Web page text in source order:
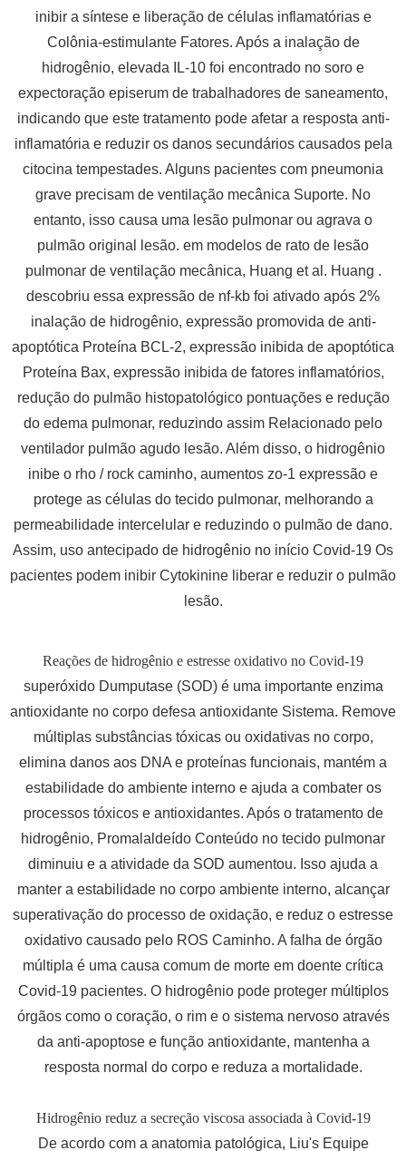
inibir a síntese e liberação de células inflamatórias e
Colônia-estimulante Fatores. Após a inalação de
hidrogênio, elevada IL-10 foi encontrado no soro e
expectoração episerum de trabalhadores de saneamento,
indicando que este tratamento pode afetar a resposta anti-
inflamatória e reduzir os danos secundários causados ​​pela
citocina tempestades. Alguns pacientes com pneumonia
grave precisam de ventilação mecânica Suporte. No
entanto, isso causa uma lesão pulmonar ou agrava o
pulmão original lesão. em modelos de rato de lesão
pulmonar de ventilação mecânica, Huang et al. Huang .
descobriu essa expressão de nf-kb foi ativado após 2%
inalação de hidrogênio, expressão promovida de anti-
apoptótica Proteína BCL-2, expressão inibida de apoptótica
Proteína Bax, expressão inibida de fatores inflamatórios,
redução do pulmão histopatológico pontuações e redução
do edema pulmonar, reduzindo assim Relacionado pelo
ventilador pulmão agudo lesão. Além disso, o hidrogênio
inibe o rho / rock caminho, aumentos zo-1 expressão e
protege as células do tecido pulmonar, melhorando a
permeabilidade intercelular e reduzindo o pulmão de dano.
Assim, uso antecipado de hidrogênio no início Covid-19 Os
pacientes podem inibir Cytokinine liberar e reduzir o pulmão
lesão.
Reações de hidrogênio e estresse oxidativo no Covid-19
superóxido Dumputase (SOD) é uma importante enzima
antioxidante no corpo defesa antioxidante Sistema. Remove
múltiplas substâncias tóxicas ou oxidativas no corpo,
elimina danos aos DNA e proteínas funcionais, mantém a
estabilidade do ambiente interno e ajuda a combater os
processos tóxicos e antioxidantes. Após o tratamento de
hidrogênio, Promalaldeído Conteúdo no tecido pulmonar
diminuiu e a atividade da SOD aumentou. Isso ajuda a
manter a estabilidade no corpo ambiente interno, alcançar
superativação do processo de oxidação, e reduz o estresse
oxidativo causado pelo ROS Caminho. A falha de órgão
múltipla é uma causa comum de morte em doente crítica
Covid-19 pacientes. O hidrogênio pode proteger múltiplos
órgãos como o coração, o rim e o sistema nervoso através
da anti-apoptose e função antioxidante, mantenha a
resposta normal do corpo e reduza a mortalidade.
Hidrogênio reduz a secreção viscosa associada à Covid-19
De acordo com a anatomia patológica, Liu's Equipe